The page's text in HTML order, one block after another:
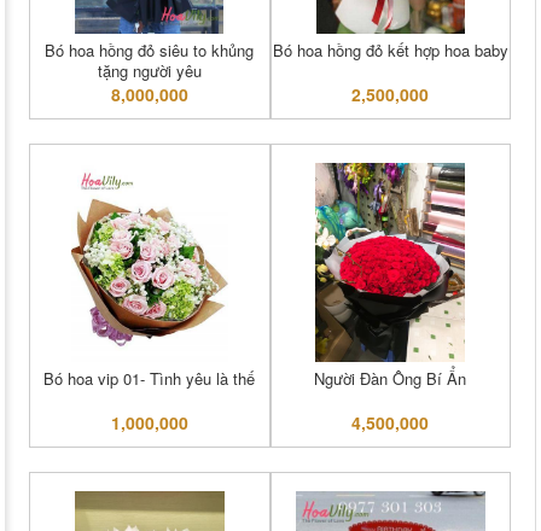
Bó hoa hồng đỏ siêu to khủng
tặng người yêu
8,000,000
Bó hoa hồng đỏ kết hợp hoa baby
2,500,000
Bó hoa vip 01- Tình yêu là thế
1,000,000
Người Đàn Ông Bí Ẩn
4,500,000